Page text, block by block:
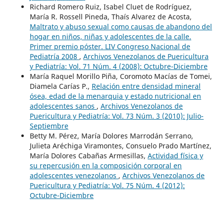
Richard Romero Ruiz, Isabel Cluet de Rodríguez,
María R. Rossell Pineda, Thaís Alvarez de Acosta,
Maltrato y abuso sexual como causas de abandono del
hogar en niños, niñas y adolescentes de la calle.
Primer premio póster. LIV Congreso Nacional de
Pediatría 2008 , Archivos Venezolanos de Puericultura
y Pediatría: Vol. 71 Núm. 4 (2008): Octubre-Diciembre
María Raquel Morillo Piña, Coromoto Macías de Tomei,
Diamela Carías P., Relación entre densidad mineral
ósea, edad de la menarquia y estado nutricional en
adolescentes sanos , Archivos Venezolanos de
Puericultura y Pediatría: Vol. 73 Núm. 3 (2010): Julio-
Septiembre
Betty M. Pérez, María Dolores Marrodán Serrano,
Julieta Aréchiga Viramontes, Consuelo Prado Martínez,
María Dolores Cabañas Armesillas, Actividad física y
su repercusión en la composición corporal en
adolescentes venezolanos , Archivos Venezolanos de
Puericultura y Pediatría: Vol. 75 Núm. 4 (2012):
Octubre-Diciembre